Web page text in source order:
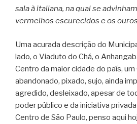
sala à italiana, na qual se
vermelhos escurecidos e os
Uma acurada descrição do
lado, o Viaduto do Chá, o
Centro da maior cidade do país,
abandonado, pixado, sujo, ainda
agredido, desleixado, apesar de
poder público e da iniciativa
Centro de São Paulo, penso aqui